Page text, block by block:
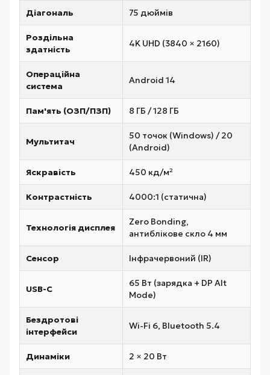
Діагональ 75 дюймів
Роздільна
здатність
4K UHD (3840 × 2160)
Операційна
система
Android 14
Пам'ять (ОЗП/ПЗП) 8 ГБ / 128 ГБ
Мультитач
50 точок (Windows) / 20
(Android)
Яскравість 450 кд/м²
Контрастність 4000:1 (статична)
Технологія дисплея
Zero Bonding,
антиблікове скло 4 мм
Сенсор Інфрачервоний (IR)
USB-C
65 Вт (зарядка + DP Alt
Mode)
Бездротові
інтерфейси
Wi-Fi 6, Bluetooth 5.4
Динаміки 2 × 20 Вт